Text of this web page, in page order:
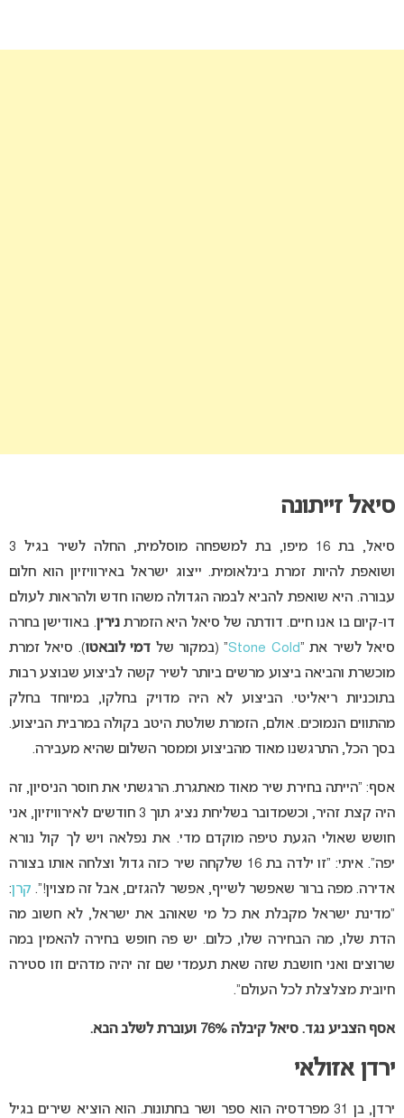
סיאל זייתונה
סיאל, בת 16 מיפו, בת למשפחה מוסלמית, החלה לשיר בגיל 3
ושואפת להיות זמרת בינלאומית. ייצוג ישראל באירוויזיון הוא חלום
עבורה. היא שואפת להביא לבמה הגדולה משהו חדש ולהראות לעולם
דו-קיום בו אנו חיים. דודתה של סיאל היא הזמרת נירין. באודישן בחרה
סיאל לשיר את “Stone Cold” (במקור של דמי לובאטו). סיאל זמרת
מוכשרת והביאה ביצוע מרשים ביותר לשיר קשה לביצוע שבוצע רבות
בתוכניות ריאליטי. הביצוע לא היה מדויק בחלקו, במיוחד בחלק
מהתווים הנמוכים. אולם, הזמרת שולטת היטב בקולה במרבית הביצוע.
בסך הכל, התרגשנו מאוד מהביצוע וממסר השלום שהיא מעבירה.
אסף: “הייתה בחירת שיר מאוד מאתגרת. הרגשתי את חוסר הניסיון, זה
היה קצת זהיר, וכשמדובר בשליחת נציג תוך 3 חודשים לאירוויזיון, אני
חושש שאולי הגעת טיפה מוקדם מדי. את נפלאה ויש לך קול נורא
יפה”. איתי: “זו ילדה בת 16 שלקחה שיר כזה גדול וצלחה אותו בצורה
אדירה. מפה ברור שאפשר לשייף, אפשר להגזים, אבל זה מצוין!”. קרן:
“מדינת ישראל מקבלת את כל מי שאוהב את ישראל, לא חשוב מה
הדת שלו, מה הבחירה שלו, כלום. יש פה חופש בחירה להאמין במה
שרוצים ואני חושבת שזה שאת תעמדי שם זה יהיה מדהים וזו סטירה
חיובית מצלצלת לכל העולם”.
אסף הצביע נגד. סיאל קיבלה 76% ועוברת לשלב הבא.
ירדן אזולאי
ירדן, בן 31 מפרדסיה הוא ספר ושר בחתונות. הוא הוציא שירים בגיל